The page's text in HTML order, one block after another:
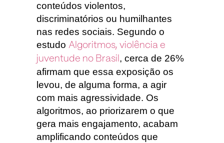
conteúdos violentos,
discriminatórios ou humilhantes
nas redes sociais. Segundo o
estudo Algoritmos, violência e
juventude no Brasil , cerca de 26%
afirmam que essa exposição os
levou, de alguma forma, a agir
com mais agressividade. Os
algoritmos, ao priorizarem o que
gera mais engajamento, acabam
amplificando conteúdos que